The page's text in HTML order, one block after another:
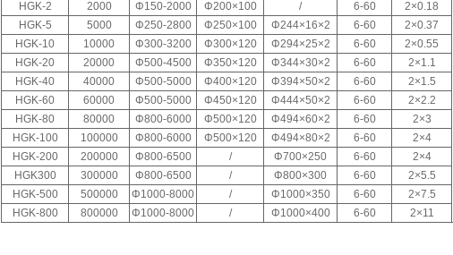
HGK-2
2000 Φ150-2000 Φ200×100 / 6-60 2×0.18
HGK-5 5000 Φ250-2800 Φ250×100 Φ244×16×2 6-60
2×0.37
HGK-10
10000 Φ300-3200 Φ300×120 Φ294×25×2 6-60
2×0.55
HGK-20
20000 Φ500-4500 Φ350×120 Φ344×30×2 6-60
2×1.1
HGK-40
40000 Φ500-5000 Φ400×120 Φ394×50×2 6-60
2×1.5
HGK-60
60000 Φ500-5000 Φ450×120 Φ444×50×2 6-60
2×2.2
HGK-80
80000 Φ800-6000 Φ500×120 Φ494×60×2 6-60
2×3
HGK-100
100000 Φ800-6000 Φ500×120 Φ494×80×2 6-60
2×4
HGK-200
200000 Φ800-6500 / Φ700×250 6-60
2×4
HGK300
300000 Φ800-6500 / Φ800×300 6-60
2×5.5
HGK-500
500000 Φ1000-8000 / Φ1000×350 6-60
2×7.5
HGK-800
800000 Φ1000-8000 / Φ1000×400 6-60 2×11